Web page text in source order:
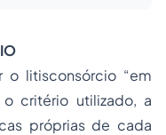
o litisconsórcio “em
critério utilizado, a
próprias de cada